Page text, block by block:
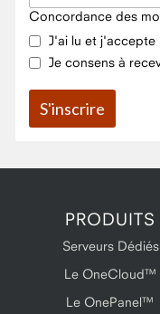
Concordance des
J'ai lu et j'accepte
Je consens à
PRODUITS
Serveurs Dédiés
Le OneCloud™
Le OnePanel™